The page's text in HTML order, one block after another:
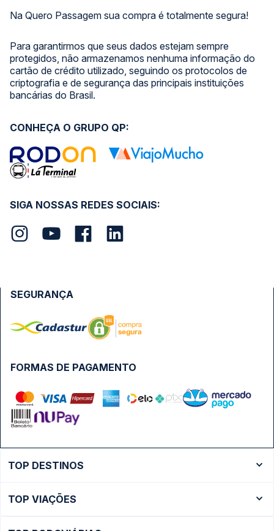
Na Quero Passagem sua compra é totalmente segura!
Para garantirmos que seus dados estejam sempre
protegidos, não armazenamos nenhuma informação do
cartão de crédito utilizado, seguindo os protocolos de
criptografia e de segurança das principais instituições
bancárias do Brasil.
SIGA NOSSAS REDES SOCIAIS:
CONHEÇA O GRUPO QP:
FORMAS DE PAGAMENTO
SEGURANÇA
TOP DESTINOS
Ônibus São Paulo
TOP VIAÇÕES